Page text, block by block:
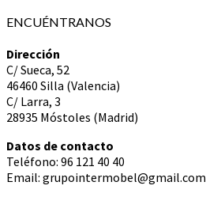
ENCUÉNTRANOS
Dirección
C/ Sueca, 52
46460 Silla (Valencia)
C/ Larra, 3
28935 Móstoles (Madrid)
Datos de contacto
Teléfono: 96 121 40 40
Email: grupointermobel@gmail.com